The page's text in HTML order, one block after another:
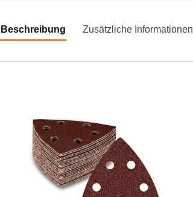
Beschreibung Zusätzliche Informationen